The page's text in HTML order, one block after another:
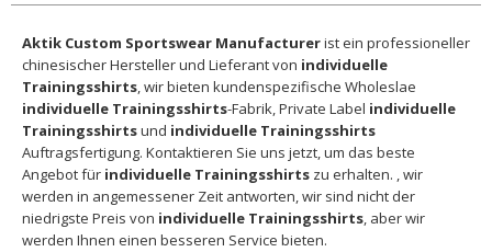
Aktik Custom Sportswear Manufacturerist ein professioneller
chinesischer Hersteller und Lieferant von individuelle
Trainingsshirts, wir bieten kundenspezifische Wholeslae
individuelle Trainingsshirts-Fabrik, Private Label individuelle
Trainingsshirtsund individuelle Trainingsshirts
Auftragsfertigung. Kontaktieren Sie uns jetzt, um das beste
Angebot für individuelle Trainingsshirts zu erhalten. , wir
werden in angemessener Zeit antworten, wir sind nicht der
niedrigste Preis von individuelle Trainingsshirts, aber wir
werden Ihnen einen besseren Service bieten.